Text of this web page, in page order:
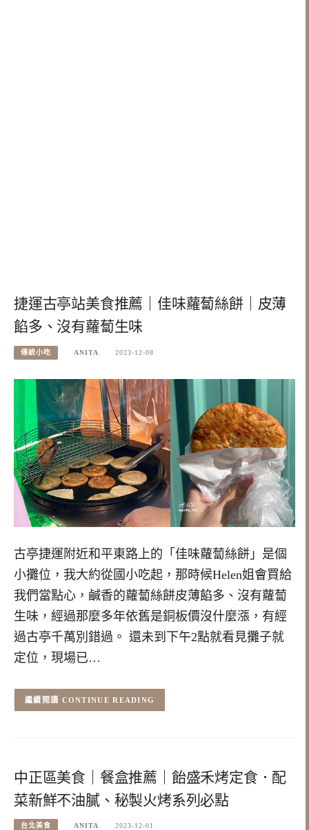
捷運古亭站美食推薦｜佳味蘿蔔絲餅｜皮薄
餡多、沒有蘿蔔生味
傳統小吃 ANITA 2023-12-08
古亭捷運附近和平東路上的「佳味蘿蔔絲餅」是個
小攤位，我大約從國小吃起，那時候Helen姐會買給
我們當點心，鹹香的蘿蔔絲餅皮薄餡多、沒有蘿蔔
生味，經過那麼多年依舊是銅板價沒什麼漲，有經
過古亭千萬別錯過。 還未到下午2點就看見攤子就
定位，現場已…
CONTINUE READING
中正區美食｜餐盒推薦｜飴盛禾烤定食．配
菜新鮮不油膩、秘製火烤系列必點
台北美食 ANITA 2023-12-01